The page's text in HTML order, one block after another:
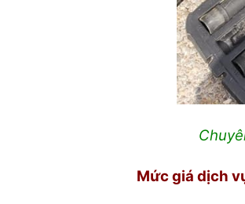
Mức giá dịch